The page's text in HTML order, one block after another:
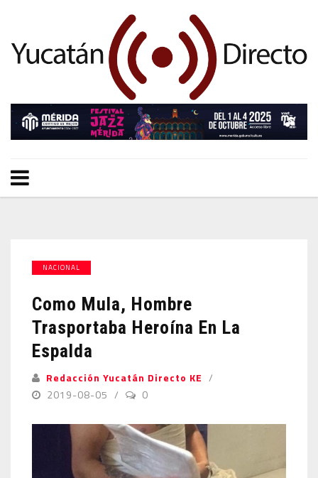
NACIONAL
Como Mula, Hombre
Trasportaba Heroína En La
Espalda
Redacción Yucatán Directo KE
2019-08-05
0